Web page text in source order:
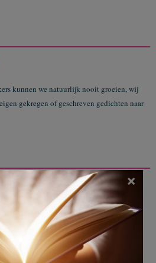
kunnen we natuurlijk nooit groeien, wij
gekregen of geschreven gedichten naar
×